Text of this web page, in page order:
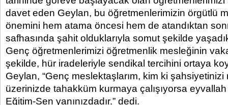
davet eden Geylan, bu öğretmenlerimizin örgütlü
önemini hem atama öncesi hem de atandıktan
safhasında şahit olduklarıyla somut şekilde
Genç öğretmenlerimizi öğretmenlik mesleğinin
şekilde, hür iradeleriyle sendikal tercihini ortaya
Geylan, “Genç meslektaşlarım, kim ki
üzerinizde tahakküm kurmaya çalışıyorsa
Eğitim-Sen yanınızdadır.” dedi.